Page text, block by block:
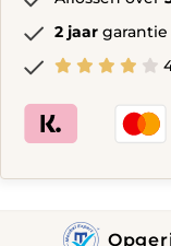
2 jaar garantie